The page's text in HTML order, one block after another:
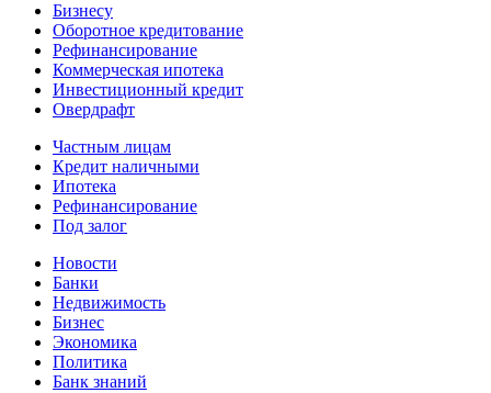
Бизнесу
Оборотное кредитование
Рефинансирование
Коммерческая ипотека
Инвестиционный кредит
Овердрафт
Частным лицам
Кредит наличными
Ипотека
Рефинансирование
Под залог
Новости
Банки
Недвижимость
Бизнес
Экономика
Политика
Банк знаний